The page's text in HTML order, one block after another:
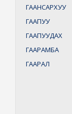
ГААНСАРХУУ
ГААПУУ
ГААПУУДАХ
ГААРАМБА
ГААРАЛ